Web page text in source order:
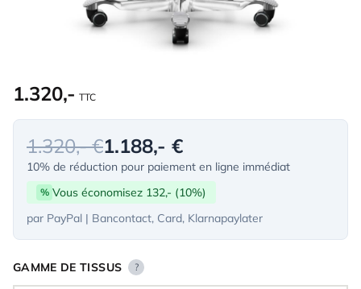
1.320,- TTC
1.320,- €1.188,- €
10% de réduction pour paiement en ligne immédiat
% Vous économisez 132,- (10%)
par PayPal | Bancontact, Card, Klarnapaylater
GAMME DE TISSUS ?